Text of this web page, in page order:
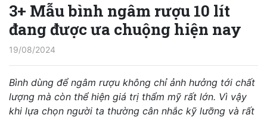
3+ Mẫu bình ngâm rượu 10 lít
đang được ưa chuộng hiện nay
19/08/2024
Bình dùng để ngâm rượu không chỉ ảnh hưởng tới chất
lượng mà còn thể hiện giá trị thẩm mỹ rất lớn. Vì vậy
khi lựa chọn người ta thường cân nhắc kỹ lưỡng và rất